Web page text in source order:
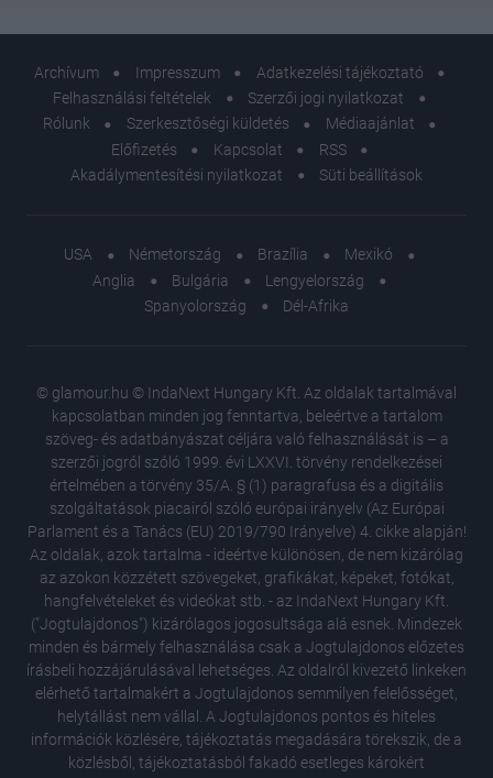
Archívum Impresszum
Adatkezelési tájékoztató
Felhasználási feltételek
Szerzői jogi nyilatkozat
Rólunk
Szerkesztőségi küldetés
Médiaajánlat
Előfizetés
Kapcsolat
RSS
Akadálymentesítési nyilatkozat
Süti beállítások
USA Németország Brazília
Mexikó
Anglia
Bulgária
Lengyelország
Spanyolország
Dél-Afrika
© glamour.hu © IndaNext Hungary Kft. Az oldalak tartalmával
kapcsolatban minden jog fenntartva, beleértve a tartalom
szöveg- és adatbányászat céljára való felhasználását is – a
szerzői jogról szóló 1999. évi LXXVI. törvény rendelkezései
értelmében a törvény 35/A. § (1) paragrafusa és a digitális
szolgáltatások piacairól szóló európai irányelv (Az Európai
Parlament és a Tanács (EU) 2019/790 Irányelve) 4. cikke alapján!
Az oldalak, azok tartalma - ideértve különösen, de nem kizárólag
az azokon közzétett szövegeket, grafikákat, képeket, fotókat,
hangfelvételeket és videókat stb. - az IndaNext Hungary Kft.
("Jogtulajdonos") kizárólagos jogosultsága alá esnek. Mindezek
minden és bármely felhasználása csak a Jogtulajdonos előzetes
írásbeli hozzájárulásával lehetséges. Az oldalról kivezető linkeken
elérhető tartalmakért a Jogtulajdonos semmilyen felelősséget,
helytállást nem vállal. A Jogtulajdonos pontos és hiteles
információk közlésére, tájékoztatás megadására törekszik, de a
közlésből, tájékoztatásból fakadó esetleges károkért